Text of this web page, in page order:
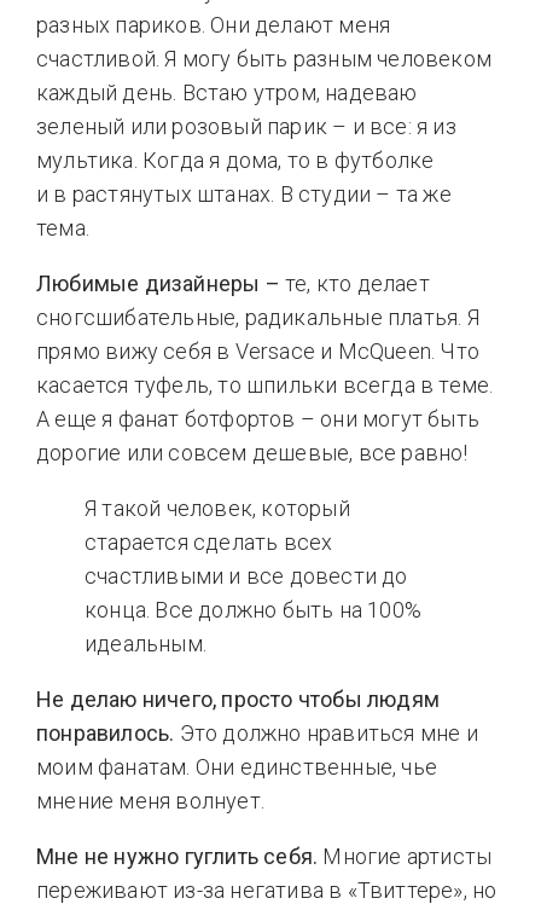
разных париков. Они делают меня
счастливой. Я могу быть разным человеком
каждый день. Встаю утром, надеваю
зеленый или розовый парик – и все: я из
мультика. Когда я дома, то в футболке
и в растянутых штанах. В студии – та же
тема.
Любимые дизайнеры – те, кто делает
сногсшибательные, радикальные платья. Я
прямо вижу себя в Versace и McQueen. Что
касается туфель, то шпильки всегда в теме.
А еще я фанат ботфортов – они могут быть
дорогие или совсем дешевые, все равно!
Я такой человек, который
старается сделать всех
счастливыми и все довести до
конца. Все должно быть на 100%
идеальным.
Не делаю ничего, просто чтобы людям
понравилось. Это должно нравиться мне и
моим фанатам. Они единственные, чье
мнение меня волнует.
Мне не нужно гуглить себя. Многие артисты
переживают из-за негатива в «Твиттере», но